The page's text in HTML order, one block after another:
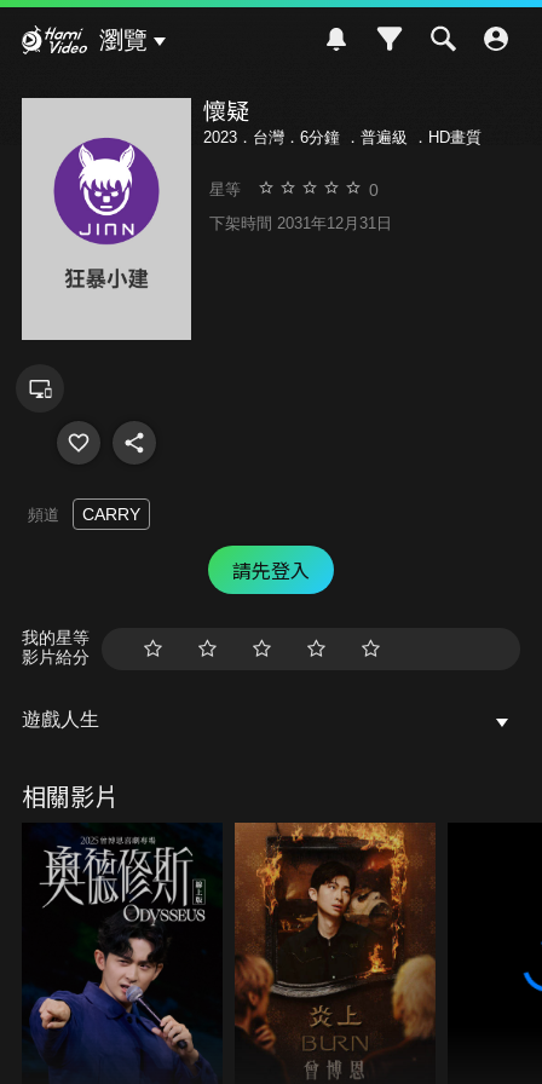
瀏覽
懷疑
2023．台灣．6分鐘 ． 普遍級 ．HD畫質
星等 0
下架時間 2031年12月31日
頻道 CARRY
請先登入
我的星等
影片給分
遊戲人生
相關影片